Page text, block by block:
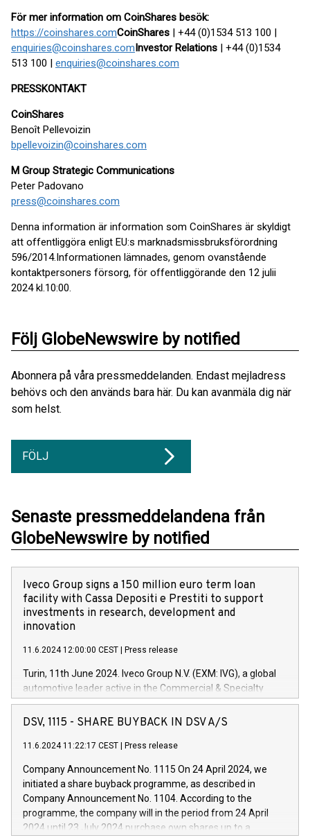
För mer information om CoinShares besök:
https://coinshares.comCoinShares | +44 (0)1534 513 100 |
enquiries@coinshares.comInvestor Relations | +44 (0)1534
513 100 | enquiries@coinshares.com
PRESSKONTAKT
CoinShares
Benoît Pellevoizin
bpellevoizin@coinshares.com
M Group Strategic Communications
Peter Padovano
press@coinshares.com
Denna information är information som CoinShares är skyldigt
att offentliggöra enligt EU:s marknadsmissbruksförordning
596/2014.Informationen lämnades, genom ovanstående
kontaktpersoners försorg, för offentliggörande den 12 julii
2024 kl.10:00.
Följ GlobeNewswire by notified
Abonnera på våra pressmeddelanden. Endast mejladress
behövs och den används bara här. Du kan avanmäla dig när
som helst.
FÖLJ
Senaste pressmeddelandena från
GlobeNewswire by notified
Iveco Group signs a 150 million euro term loan
facility with Cassa Depositi e Prestiti to support
investments in research, development and
innovation
11.6.2024 12:00:00 CEST Press release
Turin, 11th June 2024. Iveco Group N.V. (EXM: IVG), a global
automotive leader active in the Commercial & Specialty
Vehicles, Powertrain and related Financial Services arenas,
has successfully signed a term loan facility of 150 million
new projects in Italy dedicated to research, development and
by CDP, Iveco Group will develop innovative technologies and
architectures in the field of electric propulsion and further
develop solutions for autonomous driving, digitalisation and
vehicle connectivity aimed at increasing efficiency, safety,
driving comfort and productivity. The financed investments,
DSV, 1115 - SHARE BUYBACK IN DSV A/S
11.6.2024 11:22:17 CEST Press release
Company Announcement No. 1115 On 24 April 2024, we
initiated a share buyback programme, as described in
Company Announcement No. 1104. According to the
programme, the company will in the period from 24 April
2024 until 23 July 2024 purchase own shares up to a